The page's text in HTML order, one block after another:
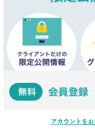
アカウントを